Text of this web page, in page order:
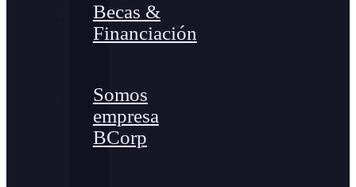
Becas &
Financiación
Somos
empresa
BCorp